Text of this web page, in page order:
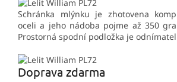
Schránka mlýnku je zhotovena
oceli a jeho nádoba pojme až 350
Prostorná spodní podložka je
Doprava zdarma